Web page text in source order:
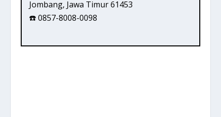
Jombang, Jawa Timur 61453
☎️ 0857-8008-0098